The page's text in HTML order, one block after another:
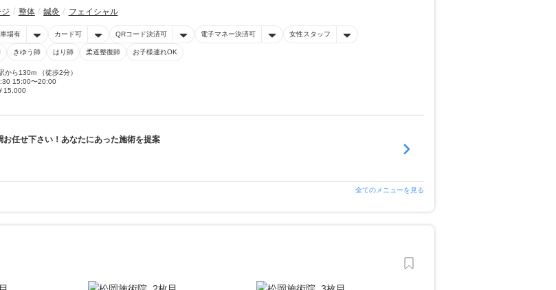
整体 鍼灸 フェイシャル
場有 カード可 QRコード決済可 電子マネー決済可 女性スタッフ
きゆう師 はり師 柔道整復師 お子様連れOK
から130m （徒歩2分）
15:00〜20:00
15,000
お任せ下さい！あなたにあった施術を提案
全てのメニューを見る